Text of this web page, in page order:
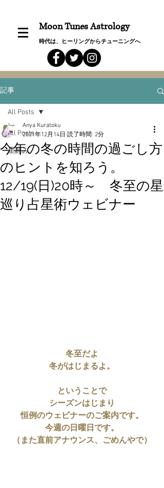
Moon Tunes Astrology
時代は、ヒーリングからチューニングへ
記事
All Posts
星詠み
All Posts
今年の冬の時間の過ごし方
のヒントを知ろう。
12/19(日)20時～ 冬至の星
巡り占星術ウェビナー
Anya Kuratoku
2021年12月14日 読了時間: 2分
冬至だよ
冬がはじまるよ。
ということで
シーズンはじまり
恒例のウェビナーのご案内です。
今週の日曜日です。
（また直前アナウンス、ごめんやで）